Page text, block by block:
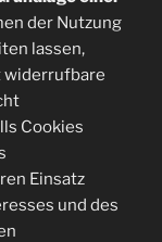
der Nutzung
lassen,
widerrufbare
Cookies
Einsatz
und des